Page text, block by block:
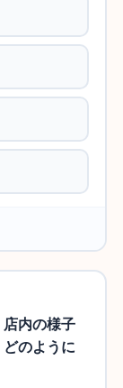
店内の様子
のように